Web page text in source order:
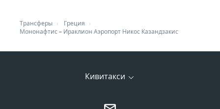
Трансферы
Греция
Мононафтис– Ираклион Аэропорт Никос Казандзакис
Кивитакси